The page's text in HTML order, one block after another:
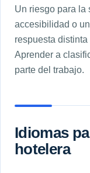
Un riesgo para la
accesibilidad o
respuesta
Aprender a
parte del trabajo.
Idiomas
hotelera